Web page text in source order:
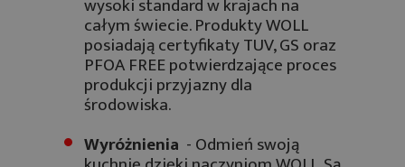
całym świecie. Produkty WOLL
posiadają certyfikaty TUV, GS oraz
PFOA FREE potwierdzające proces
produkcji przyjazny dla
środowiska.
Wyróżnienia - Odmień swoją